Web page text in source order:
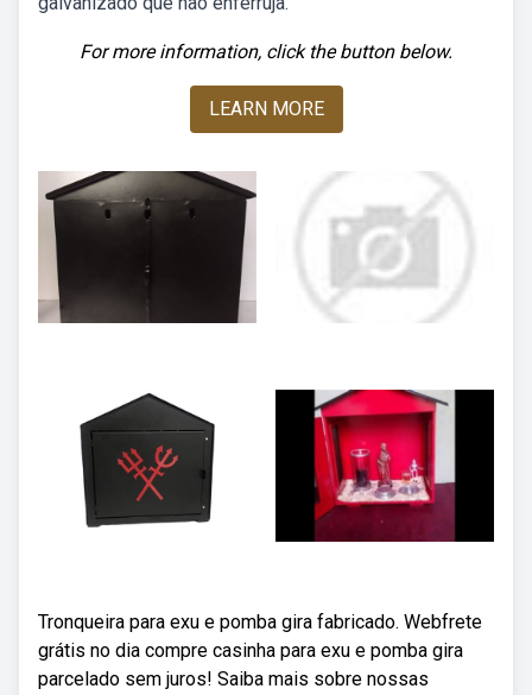
For more information, click the button below.
LEARN MORE
Tronqueira para exu e pomba gira fabricado. Webfrete
grátis no dia compre casinha para exu e pomba gira
parcelado sem juros! Saiba mais sobre nossas